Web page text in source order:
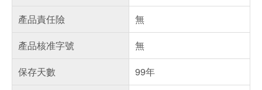
產品責任險
無
產品核准字號
無
保存天數
99年